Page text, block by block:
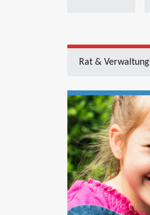
Rat & Verwaltung